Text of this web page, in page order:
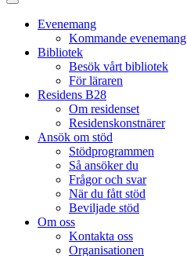
Stäng
huvudmenyn
Evenemang
Kommande evenemang
Bibliotek
Besök vårt bibliotek
För läraren
Residens B28
Om residenset
Residenskonstnärer
Ansök om stöd
Stödprogrammen
Så ansöker du
Frågor och svar
När du fått stöd
Beviljade stöd
Om oss
Kontakta oss
Organisationen